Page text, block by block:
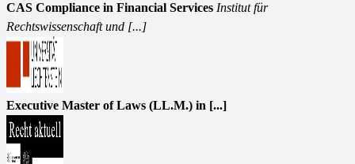
CAS Compliance in Financial Services Institut für
Rechtswissenschaft und [...]
Executive Master of Laws (LL.M.) in [...]